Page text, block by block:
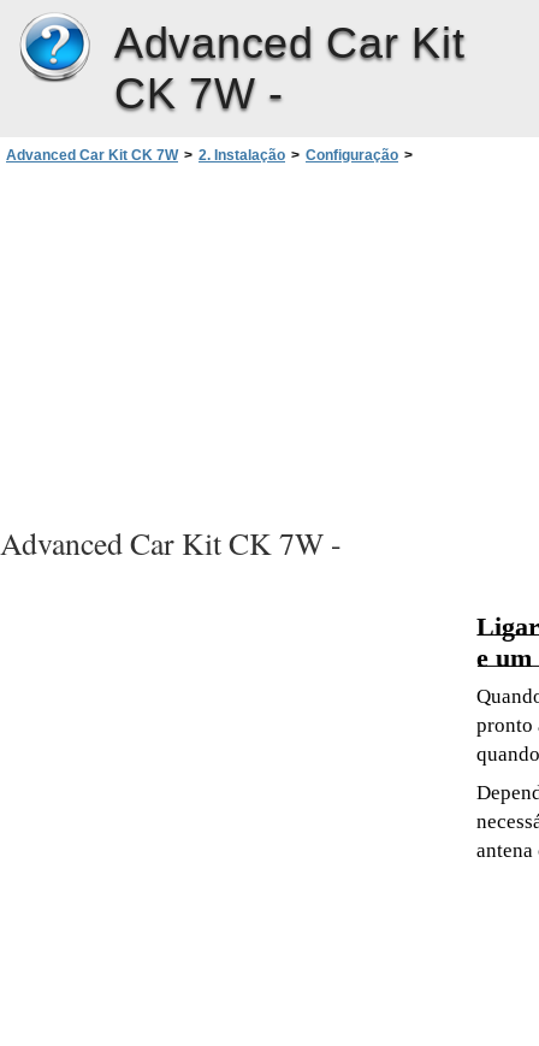
Advanced Car Kit
CK 7W -
Advanced Car Kit CK 7W > 2. Instalação > Configuração >
Advanced Car Kit CK 7W -
e um
pronto
antena